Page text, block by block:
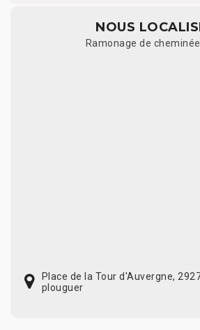
NOUS
Ramonage de
Place de la Tour d'Auvergne,
plouguer